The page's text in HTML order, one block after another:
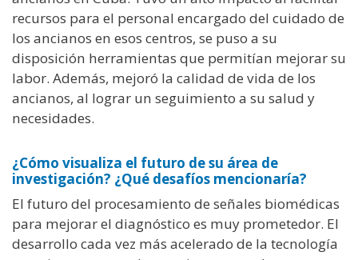
recursos para el personal encargado del cuidado de
los ancianos en esos centros, se puso a su
disposición herramientas que permitían mejorar su
labor. Además, mejoró la calidad de vida de los
ancianos, al lograr un seguimiento a su salud y
necesidades.
¿Cómo visualiza el futuro de su área de
investigación? ¿Qué desafíos mencionaría?
El futuro del procesamiento de señales biomédicas
para mejorar el diagnóstico es muy prometedor. El
desarrollo cada vez más acelerado de la tecnología